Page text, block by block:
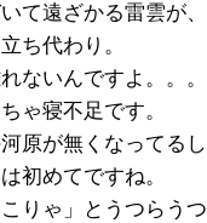
て遠ざかる雷雲が
ち代わり。
ないんですよ。。。
ゃ寝不足です。
原が無くなってるし
初めてですね。
こりゃ」とうつらうつ